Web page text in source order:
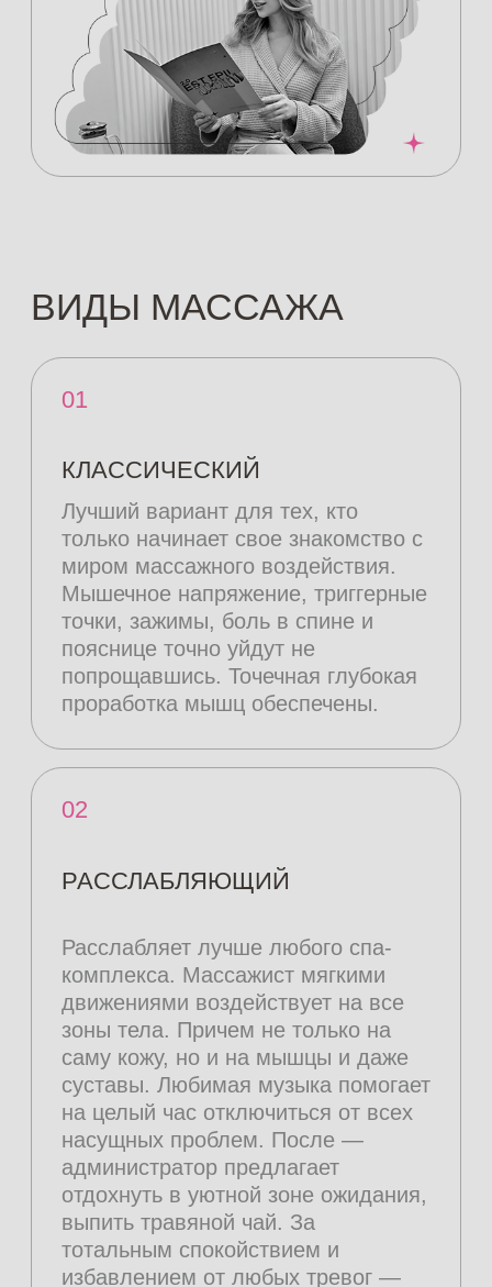
КЛАССИЧЕСКИЙ
Лучший вариант для тех, кто
только начинает свое знакомство с
миром массажного воздействия.
Мышечное напряжение, триггерные
точки, зажимы, боль в спине и
пояснице точно уйдут не
попрощавшись. Точечная глубокая
проработка мышц обеспечены.
РАССЛАБЛЯЮЩИЙ
движениями воздействует на все
зоны тела. Причем не только на
на целый час отключиться от всех
администратор предлагает
отдохнуть в уютной зоне ожидания,
выпить травяной чай. За
тотальным спокойствием и
избавлением от любых тревог —
на расслабляющий массаж.
03
обмена веществ. Нарушения в
работе метаболизма приводят к
ускоряет лимфоток за счет
массаж помогает в борьбе с
несовершенствами кожи — она
становится упругой, гладкой,
подтянутой. Чтобы лишние
сантиметры покидали проблемные
зоны со скоростью света, мы
используем профессиональную
итальянскую косметику от Comfort
Zone прямо во время массажа.
04
ЛИМФОДРЕНАЖНЫЙ
С методикой вы почувствуете
легкость во всем теле, а еще —